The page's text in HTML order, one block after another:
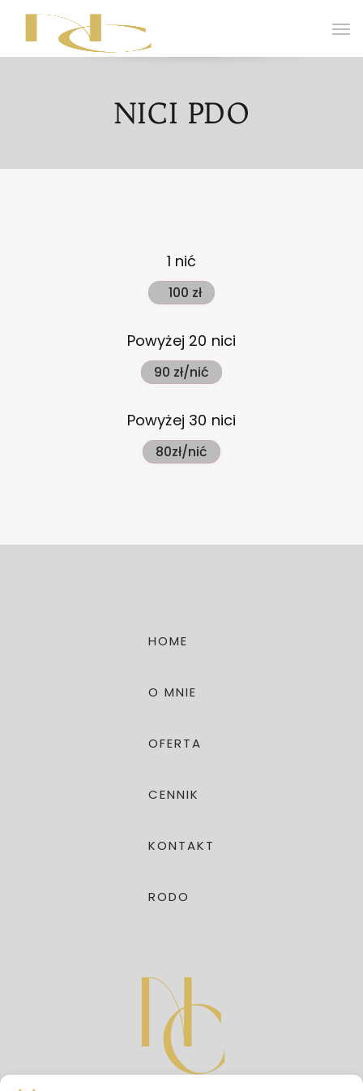
NICI PDO
1 nić
100 zł
Powyżej 20 nici
90 zł/nić
Powyżej 30 nici
80zł/nić
HOME
O MNIE
OFERTA
CENNIK
KONTAKT
RODO